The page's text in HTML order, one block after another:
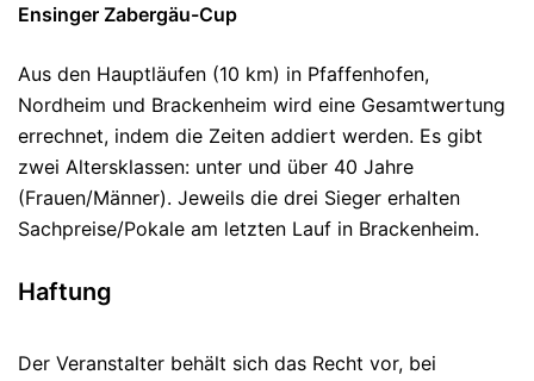
Ensinger Zabergäu-Cup
Aus den Hauptläufen (10 km) in Pfaffenhofen,
Nordheim und Brackenheim wird eine Gesamtwertung
errechnet, indem die Zeiten addiert werden. Es gibt
zwei Altersklassen: unter und über 40 Jahre
(Frauen/Männer). Jeweils die drei Sieger erhalten
Sachpreise/Pokale am letzten Lauf in Brackenheim.
Haftung
Der Veranstalter behält sich das Recht vor, bei